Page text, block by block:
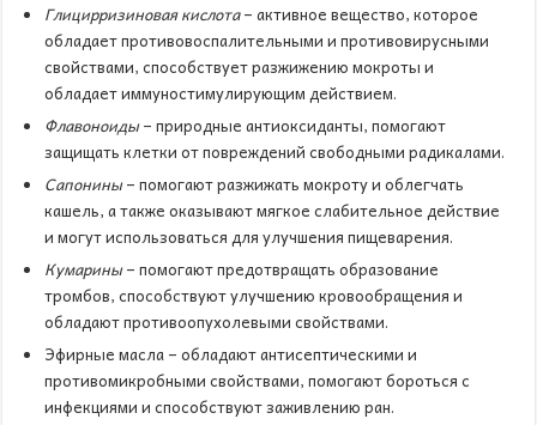
Глицирризиновая кислота– активное вещество, которое
обладает противовоспалительными и противовирусными
свойствами, способствует разжижению мокроты и
обладает иммуностимулирующим действием.
Флавоноиды– природные антиоксиданты, помогают
защищать клетки от повреждений свободными радикалами.
Сапонины– помогают разжижать мокроту и облегчать
кашель, а также оказывают мягкое слабительное действие
и могут использоваться для улучшения пищеварения.
Кумарины– помогают предотвращать образование
тромбов, способствуют улучшению кровообращения и
обладают противоопухолевыми свойствами.
Эфирные масла – обладают антисептическими и
противомикробными свойствами, помогают бороться с
инфекциями и способствуют заживлению ран.